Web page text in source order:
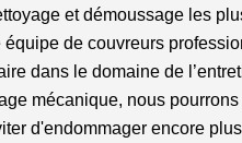
et démoussage les
de couvreurs
dans le domaine de
mécanique, nous
d'endommager encore